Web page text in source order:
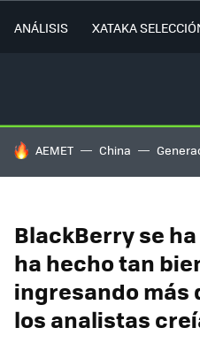
ANÁLISIS XATAKA
HOY SE HABLA DE
AEMET China
BlackBerry se
ha hecho tan
ingresando más
los analistas